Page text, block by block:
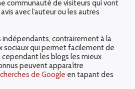
communauté de visiteurs qui vont
avec l’auteur ou les autres
indépendants, contrairement à la
sociaux qui permet facilement de
les blogs les mieux
peuvent apparaître
de Google en tapant des